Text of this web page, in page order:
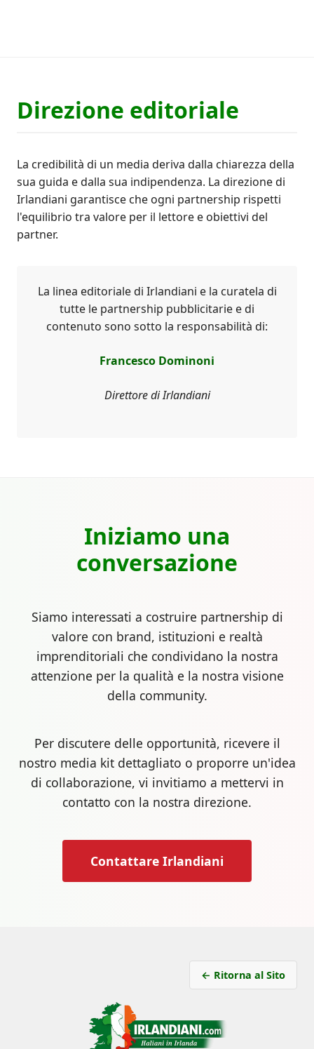
Direzione editoriale
La credibilità di un media deriva dalla chiarezza della
sua guida e dalla sua indipendenza. La direzione di
Irlandiani garantisce che ogni partnership rispetti
l'equilibrio tra valore per il lettore e obiettivi del
partner.
La linea editoriale di Irlandiani e la curatela di
tutte le partnership pubblicitarie e di
contenuto sono sotto la responsabilità di:
Francesco Dominoni
Direttore di Irlandiani
Iniziamo una
conversazione
Siamo interessati a costruire partnership di
valore con brand, istituzioni e realtà
imprenditoriali che condividano la nostra
attenzione per la qualità e la nostra visione
della community.
Per discutere delle opportunità, ricevere il
nostro media kit dettagliato o proporre un'idea
di collaborazione, vi invitiamo a mettervi in
contatto con la nostra direzione.
Contattare Irlandiani
← Ritorna al Sito